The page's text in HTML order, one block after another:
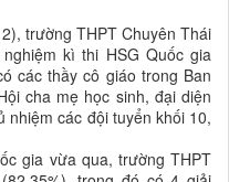
THPT Chuyên Thái
kì thi HSG Quốc gia
các thầy cô giáo trong Ban
cha mẹ học sinh, đại diện
nhiệm các đội tuyển khối 10,
vừa qua, trường THPT